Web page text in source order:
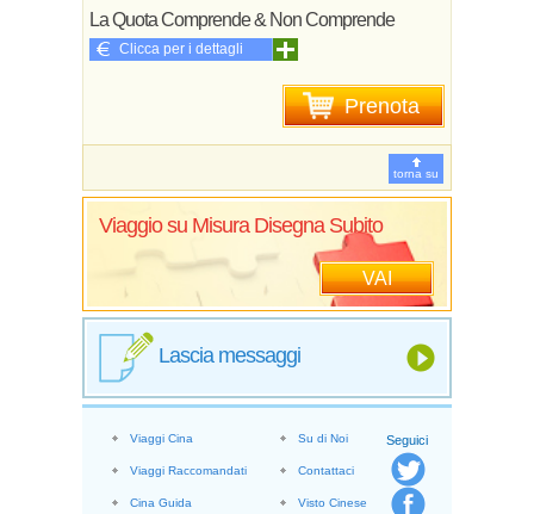
La Quota Comprende & Non Comprende
Clicca per i dettagli
Prenota
torna su
Viaggio su Misura Disegna Subito
VAI
Lascia messaggi
Seguici
Viaggi Cina
Viaggi Raccomandati
Cina Guida
Su di Noi
Contattaci
Visto Cinese